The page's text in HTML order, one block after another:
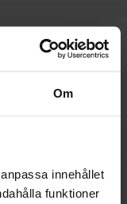
Om
innehållet
funktioner